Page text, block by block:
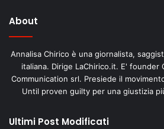
About
Annalisa Chirico è una giornalista,
italiana. Dirige LaChirico.it. E' founder
Communication srl. Presiede il
Until proven guilty per una giustizia
Ultimi Post Modificati